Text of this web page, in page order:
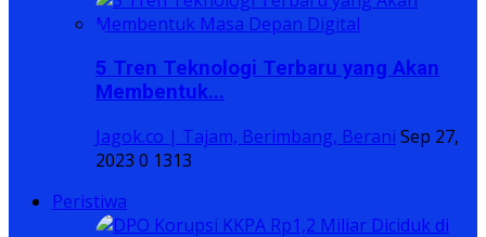
5 Tren Teknologi Terbaru yang Akan
Membentuk...
Jagok.co | Tajam, Berimbang, Berani Sep 27,
2023 0 1313
Peristiwa